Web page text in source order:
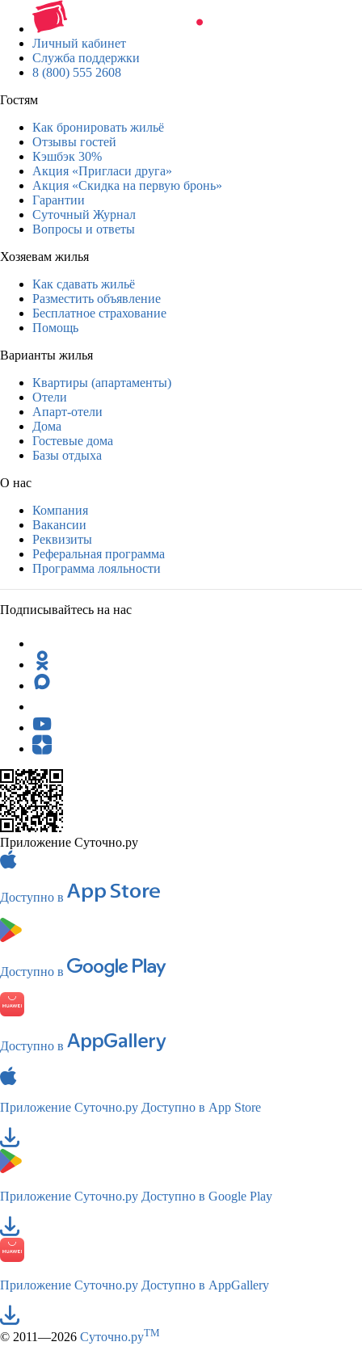
Личный кабинет
Служба поддержки
8 (800) 555 2608
Гостям
Как бронировать жильё
Отзывы гостей
Кэшбэк 30%
Акция «Пригласи друга»
Акция «Скидка на первую бронь»
Гарантии
Суточный Журнал
Вопросы и ответы
Хозяевам жилья
Как сдавать жильё
Разместить объявление
Бесплатное страхование
Помощь
Варианты жилья
Квартиры (апартаменты)
Отели
Апарт-отели
Дома
Гостевые дома
Базы отдыха
О нас
Компания
Вакансии
Реквизиты
Реферальная программа
Программа лояльности
Подписывайтесь на нас
Приложение Суточно.ру
Доступно в
Доступно в
Доступно в
Приложение Суточно.ру Доступно в App Store
Приложение Суточно.ру Доступно в Google Play
Приложение Суточно.ру Доступно в AppGallery
© 2011—2026 Суточно.руTM